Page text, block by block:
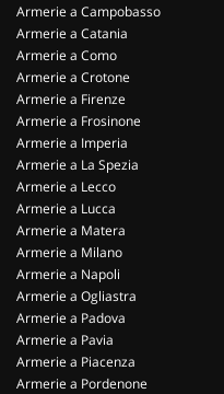
Armerie a Campobasso
Armerie a Catania
Armerie a Como
Armerie a Crotone
Armerie a Firenze
Armerie a Frosinone
Armerie a Imperia
Armerie a La Spezia
Armerie a Lecco
Armerie a Lucca
Armerie a Matera
Armerie a Milano
Armerie a Napoli
Armerie a Ogliastra
Armerie a Padova
Armerie a Pavia
Armerie a Piacenza
Armerie a Pordenone